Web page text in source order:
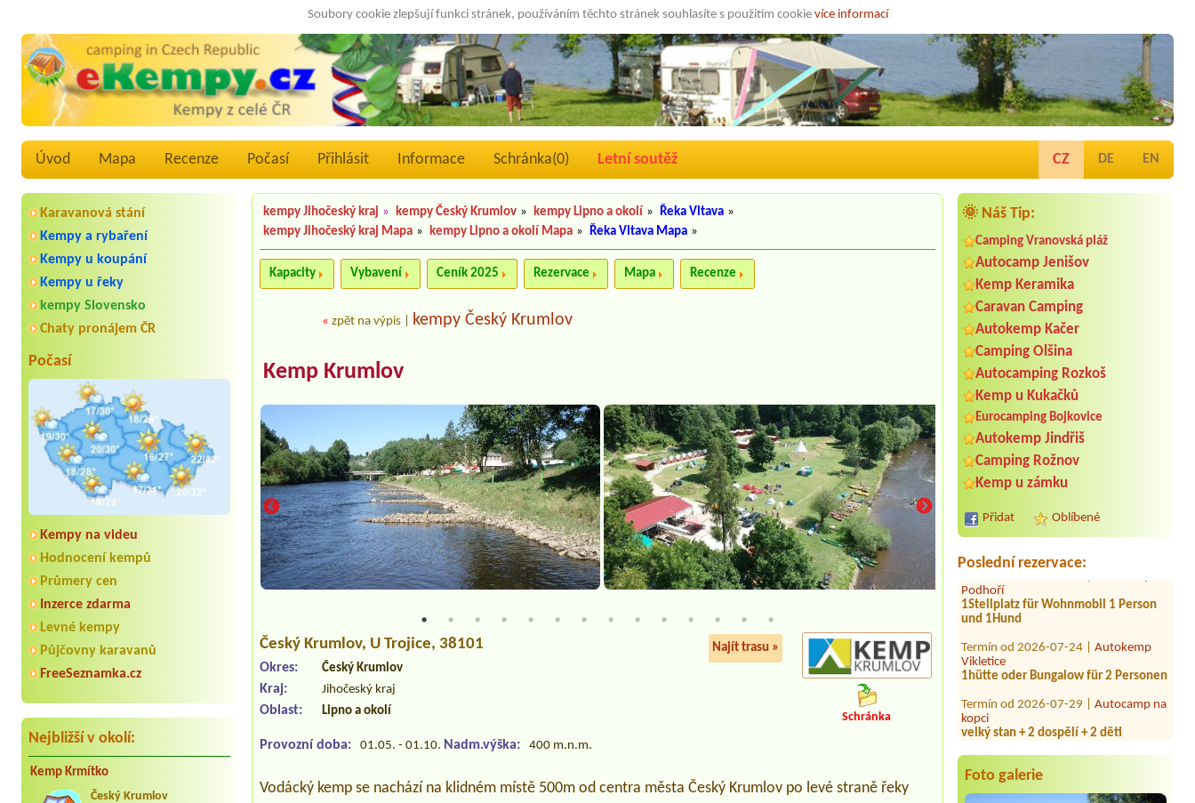
Soubory cookie zlepšují funkci stránek, používáním těchto stránek souhlasíte s použitím cookie více informací
Úvod Mapa Recenze Počasí Přihlásit Informace Schránka(0) Letní soutěž CZ DE EN
Karavanová stání
Kempy a rybaření
Kempy u koupání
Kempy u řeky
kempy Slovensko
Chaty pronájem ČR
Počasí
Kempy na videu
Hodnocení kempů
Průmery cen
Inzerce zdarma
Levné kempy
Půjčovny karavanů
FreeSeznamka.cz
Nejbližší v okolí:
Kemp Krmítko
Český Krumlov
🌞 Náš Tip:
Camping Vranovská pláž
Autocamp Jenišov
Kemp Keramika
Caravan Camping
Autokemp Kačer
Camping Olšina
Autocamping Rozkoš
Kemp u Kukačků
Eurocamping Bojkovice
Autokemp Jindřiš
Camping Rožnov
Kemp u zámku
Přidat Oblíbené
Poslední rezervace:
Termín od 2026-07-26 |
Štěrkoviště na Krčáku
1x obytné auto
apartmány Mezní Louka
1x pokoj - 2 osoby
Podhoří
1Stellplatz für Wohnmobil 1 Person
und 1Hund
Termín od 2026-07-24 |
1hütte oder Bungalow für 2 Personen
Termín od 2026-07-29 |Autocamp na
velký stan + 2 dospělí + 2 děti
Termín od 2026-07-27 |Kemp
1 Wohnmobile
Termín od 2026-09-04 |Autocamp
Foto galerie
kempy Jihočeský kraj » kempy Český Krumlov » kempy Lipno a okolí » Řeka Vltava »
kempy Jihočeský kraj Mapa » kempy Lipno a okolí Mapa » Řeka Vltava Mapa »
Kapacity Vybavení Ceník 2025 Rezervace Mapa Recenze
«zpět na výpis kempy Český Krumlov
Kemp Krumlov
Český Krumlov, U Trojice, 38101 Najít trasu »
Okres: Český Krumlov
Kraj: Jihočeský kraj
Oblast: Lipno a okolí
Provozní doba: 01.05. - 01.10. Nadm.výška: 400 m.n.m.
Schránka
Vodácký kemp se nachází na klidném místě 500m od centra města Český Krumlov po levé straně řeky